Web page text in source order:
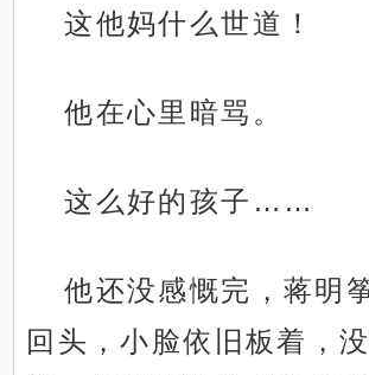
这他妈什么世道！
他在心里暗骂。
这么好的孩子……
他还没感慨完，蒋明
回头，小脸依旧板着，